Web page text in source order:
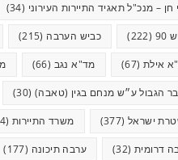
חן – מנכ"ל תאגיד התיירות העירוני (34)
(222) כביש הערבה (215)
אילת (67) מד"א נגב (66)
הגבול ע״ש מנחם בגין (טאבה)(30)
ישראל(377) משרד התיירות (44)
דרומית(32) ערבה תיכונה (177)